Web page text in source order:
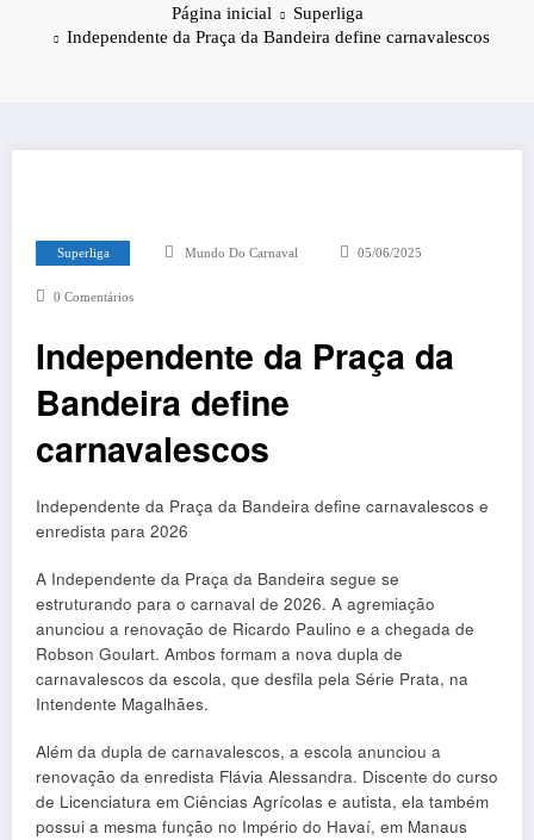
Página inicial
Superliga
Independente da Praça da Bandeira define carnavalescos
Superliga Mundo Do Carnaval 05/06/2025
0 Comentários
Independente da Praça da
Bandeira define
carnavalescos
Independente da Praça da Bandeira define carnavalescos e
enredista para 2026
A Independente da Praça da Bandeira segue se
estruturando para o carnaval de 2026. A agremiação
anunciou a renovação de Ricardo Paulino e a chegada de
Robson Goulart. Ambos formam a nova dupla de
carnavalescos da escola, que desfila pela Série Prata, na
Intendente Magalhães.
Além da dupla de carnavalescos, a escola anunciou a
renovação da enredista Flávia Alessandra. Discente do curso
de Licenciatura em Ciências Agrícolas e autista, ela também
possui a mesma função no Império do Havaí, em Manaus